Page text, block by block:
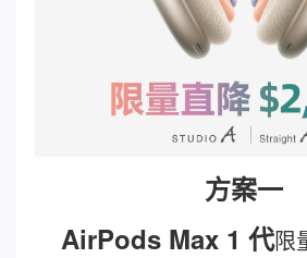
方案一
AirPods Max 1 代限